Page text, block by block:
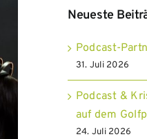
Neueste
Podcast-
31. Juli 2026
Podcast &
auf dem
24. Juli 2026